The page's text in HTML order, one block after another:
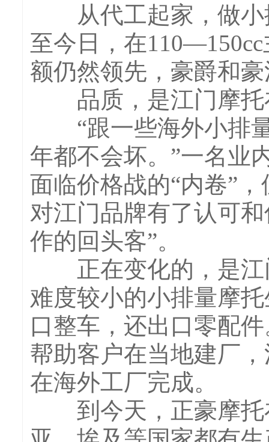
从代工起家，做小
至今日，在
额仍然领先，豪爵和
品质，是江门摩托
“跟一些海外小排量
年都不会坏。”一名业
面临价格战的“内卷”
对江门品牌有了认可
作的回头客”。
正在变化的，是江
难度较小的小排量摩
口整车，还出口零配
帮助客户在当地建厂
在海外工厂完成。
到今天，正豪摩托